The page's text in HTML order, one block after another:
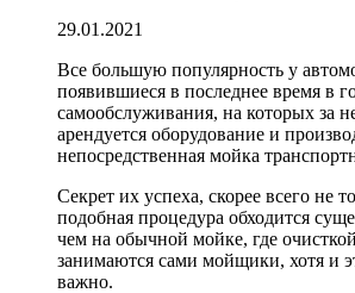
29.01.2021
Все большую популярность у
появившиеся в последнее время в
самообслуживания, на которых за
арендуется оборудование и
непосредственная мойка
Секрет их успеха, скорее всего не
подобная процедура обходится
чем на обычной мойке, где
занимаются сами мойщики, хотя и
важно.